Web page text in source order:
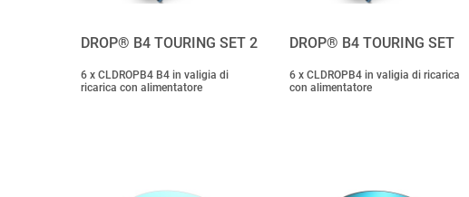
DROP® B4 TOURING SET 2
6 x CLDROPB4 B4 in valigia di
ricarica con alimentatore
DROP® B4 TOURING SET
6 x CLDROPB4 in valigia di ricarica
con alimentatore